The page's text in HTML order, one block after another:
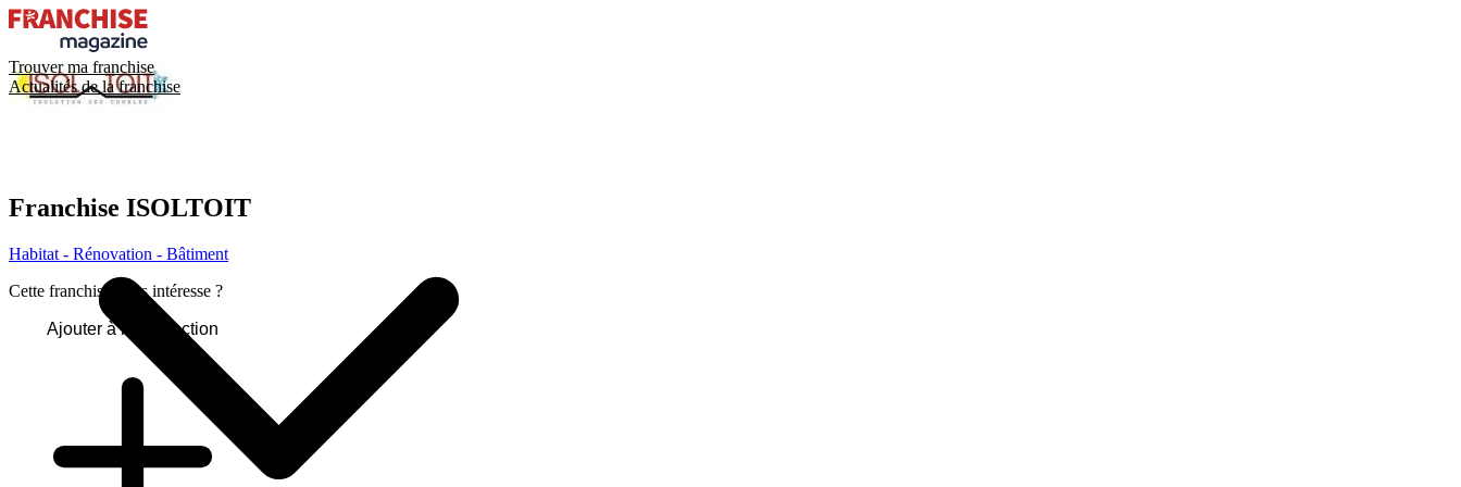
Trouver ma franchise
Actualités de la franchise
Franchise ISOLTOIT
Habitat - Rénovation - Bâtiment
Cette franchise vous intéresse ?
Ajouter à ma sélection